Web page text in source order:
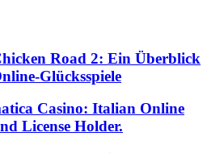
Road 2: Ein Überblick
Glücksspiele
Casino: Italian Online
License Holder.